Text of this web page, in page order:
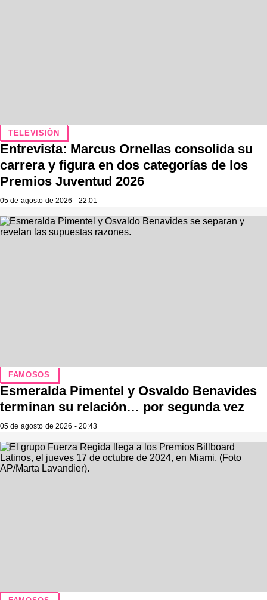
TELEVISIÓN
Entrevista: Marcus Ornellas consolida su
carrera y figura en dos categorías de los
Premios Juventud 2026
05 de agosto de 2026 - 22:01
FAMOSOS
Esmeralda Pimentel y Osvaldo Benavides
terminan su relación… por segunda vez
05 de agosto de 2026 - 20:43